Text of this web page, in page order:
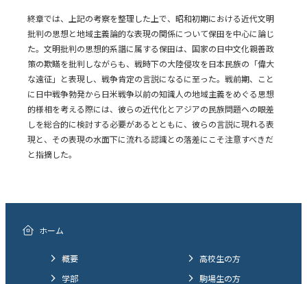
終章では、上記の考察を整理した上で、昭和初期における近代文明
批判の思想と地域主義論的な表現の関係について保田を中心に論じ
た。文明批判の思想的系譜に属する保田は、国家の日中文化親善政
策の欺瞞を批判しながらも、戦時下の大陸侵攻を日本民族の「偉大
な遠征」と表現し、戦争肯定の言説になるに至った。戦前期、こと
に日中戦争勃発から日米戦争以前の知識人の地域主義をめぐる思想
的様相を考える際には、彼らの近代化とアジアの民族問題への眼差
しを総合的に検討する必要があるとともに、彼らの言説に現れる表
現と、その表現の水面下に流れる認識との落差にこそ注意すべきだ
と指摘した。
ホーム
概要
学部
高校生の方
駒場生の方